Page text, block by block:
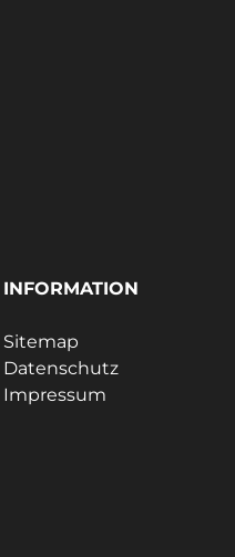
INFORMATION
Sitemap
Datenschutz
Impressum